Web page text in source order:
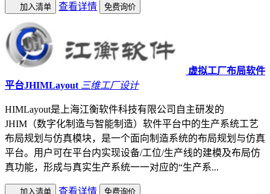
加入清单 查看详情 免费询价
虚拟工厂布局软件
平台JHIMLayout 三维工厂设计
HIMLayout是上海江衡软件科技有限公司自主研发的
JHIM（数字化制造与智能制造）软件平台中的生产系统工艺
布局规划与仿真模块，是一个面向制造系统的布局规划与仿真
平台。用户可在平台内实现设备/工位/生产线的建模及布局仿
真功能，形成与真实生产系统一一对应的“生产系...
加入清单 查看详情 免费询价